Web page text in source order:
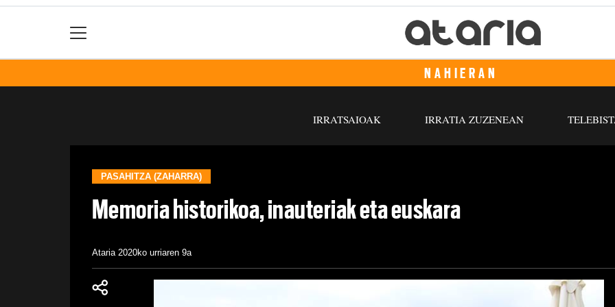
NAHIERAN
IRRATSAIOAK IRRATIA ZUZENEAN
PASAHITZA (ZAHARRA)
Memoria historikoa, inauteriak eta euskara
Ataria 2020ko urriaren 9a